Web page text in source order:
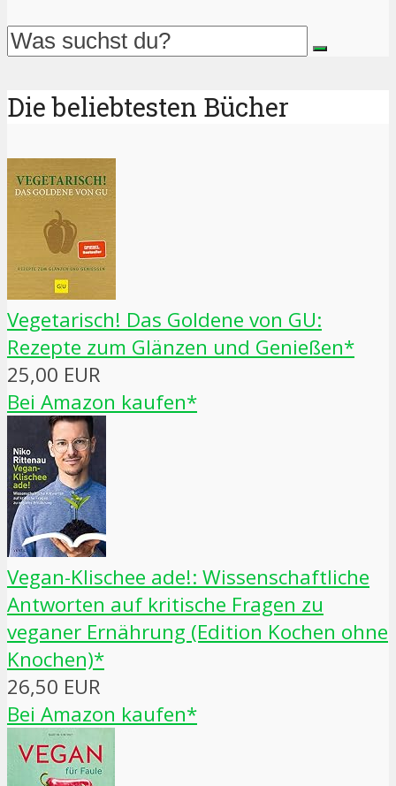
Die beliebtesten Bücher
Vegetarisch! Das Goldene von GU:
Rezepte zum Glänzen und Genießen*
25,00 EUR
Bei Amazon kaufen*
Vegan-Klischee ade!: Wissenschaftliche
Antworten auf kritische Fragen zu
veganer Ernährung (Edition Kochen ohne
Knochen)*
26,50 EUR
Bei Amazon kaufen*